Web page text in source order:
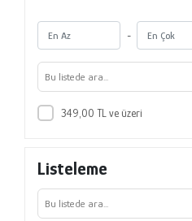
-
349,00 TL ve üzeri
Listeleme